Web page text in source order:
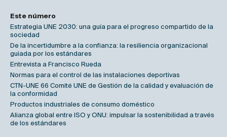
Este número
Estrategia UNE 2030: una guía para el progreso compartido de la
sociedad
De la incertidumbre a la confianza: la resiliencia organizacional
guiada por los estándares
Entrevista a Francisco Rueda
Normas para el control de las instalaciones deportivas
CTN-UNE 66 Comité UNE de Gestión de la calidad y evaluación de
la conformidad
Productos industriales de consumo doméstico
Alianza global entre ISO y ONU: impulsar la sostenibilidad a través
de los estándares